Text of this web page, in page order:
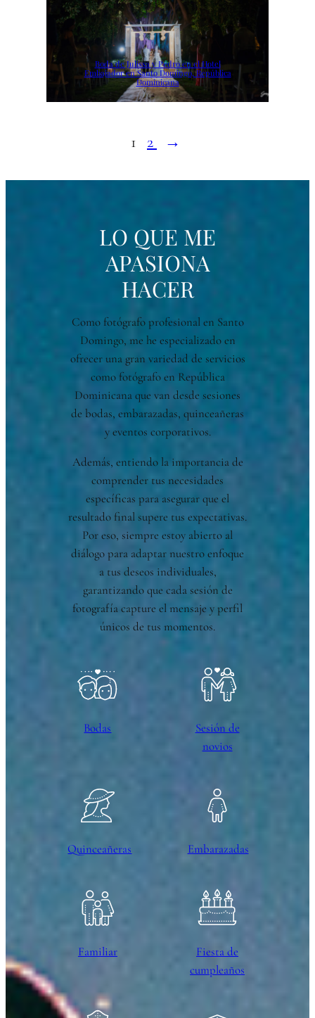
Boda de Julissa y Pedro en el Hotel
Embajador en Santo Domingo, República
Dominicana
1 2 →
LO QUE ME
APASIONA
HACER
Como fotógrafo profesional en Santo
Domingo, me he especializado en
ofrecer una gran variedad de servicios
como fotógrafo en República
Dominicana que van desde sesiones
de bodas, embarazadas, quinceañeras
y eventos corporativos.
Además, entiendo la importancia de
comprender tus necesidades
específicas para asegurar que el
resultado final supere tus expectativas.
Por eso, siempre estoy abierto al
diálogo para adaptar nuestro enfoque
a tus deseos individuales,
garantizando que cada sesión de
fotografía capture el mensaje y perfil
únicos de tus momentos.
Bodas
Sesión de
novios
Quinceañeras Embarazadas
Familiar
Fiesta de
cumpleaños